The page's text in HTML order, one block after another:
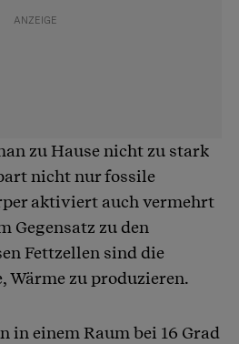
zu Hause nicht zu stark
nicht nur fossile
aktiviert auch vermehrt
Gegensatz zu den
Fettzellen sind die
Wärme zu produzieren.
in einem Raum bei 16 Grad